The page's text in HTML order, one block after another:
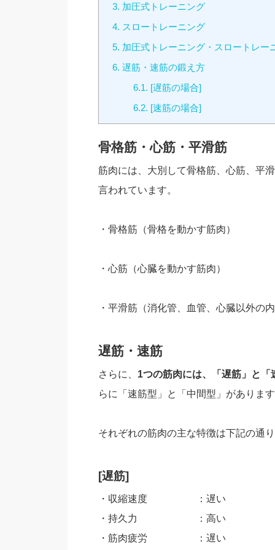
3. 加圧式トレーニング
4. スロートレーニング
5. 加圧式トレーニング・スロートレー
6. 遅筋・速筋の鍛え方
6.1. [遅筋の場合]
6.2. [速筋の場合]
骨格筋・心筋・平滑筋
筋肉には、大別して骨格筋、心筋、平
言われています。
・骨格筋（骨格を動かす筋肉）
・心筋（心臓を動かす筋肉）
・平滑筋（消化管、血管、心臓以外の
遅筋・速筋
さらに、 1つの筋肉には、「遅筋」と
らに「速筋型」と「中間型」がありま
それぞれの筋肉の主な特徴は下記の通
[遅筋]
・収縮速度 ：遅い
・持久力 ：高い
・筋肉疲労 ：遅い